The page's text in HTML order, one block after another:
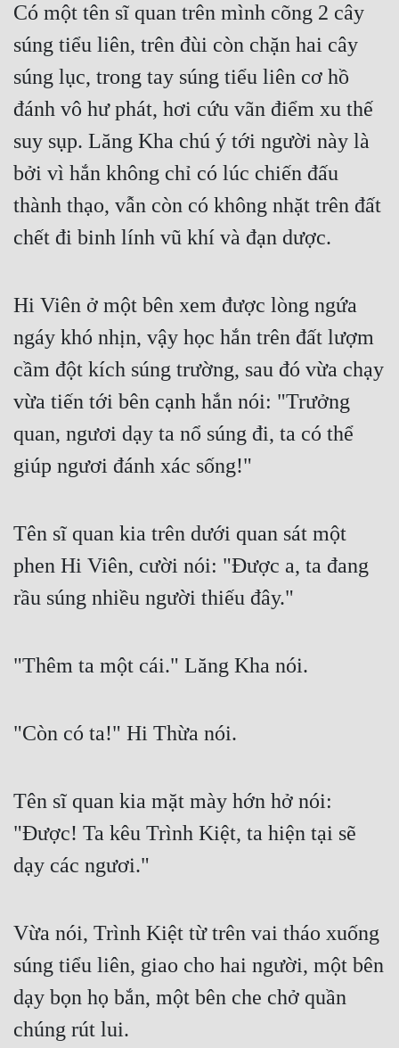
Có một tên sĩ quan trên mình cõng 2 cây
súng tiểu liên, trên đùi còn chặn hai cây
súng lục, trong tay súng tiểu liên cơ hồ
đánh vô hư phát, hơi cứu vãn điểm xu thế
suy sụp. Lăng Kha chú ý tới người này là
bởi vì hắn không chỉ có lúc chiến đấu
thành thạo, vẫn còn có không nhặt trên đất
chết đi binh lính vũ khí và đạn dược.
Hi Viên ở một bên xem được lòng ngứa
ngáy khó nhịn, vậy học hắn trên đất lượm
cầm đột kích súng trường, sau đó vừa chạy
vừa tiến tới bên cạnh hắn nói: "Trưởng
quan, ngươi dạy ta nổ súng đi, ta có thể
giúp ngươi đánh xác sống!"
Tên sĩ quan kia trên dưới quan sát một
phen Hi Viên, cười nói: "Được a, ta đang
rầu súng nhiều người thiếu đây."
"Thêm ta một cái." Lăng Kha nói.
"Còn có ta!" Hi Thừa nói.
Tên sĩ quan kia mặt mày hớn hở nói:
"Được! Ta kêu Trình Kiệt, ta hiện tại sẽ
dạy các ngươi."
Vừa nói, Trình Kiệt từ trên vai tháo xuống
súng tiểu liên, giao cho hai người, một bên
dạy bọn họ bắn, một bên che chở quần
chúng rút lui.